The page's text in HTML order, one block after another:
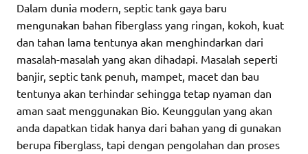
Dalam dunia modern, septic tank gaya baru
mengunakan bahan fiberglass yang ringan, kokoh, kuat
dan tahan lama tentunya akan menghindarkan dari
masalah-masalah yang akan dihadapi. Masalah seperti
banjir, septic tank penuh, mampet, macet dan bau
tentunya akan terhindar sehingga tetap nyaman dan
aman saat menggunakan Bio. Keunggulan yang akan
anda dapatkan tidak hanya dari bahan yang di gunakan
berupa fiberglass, tapi dengan pengolahan dan proses